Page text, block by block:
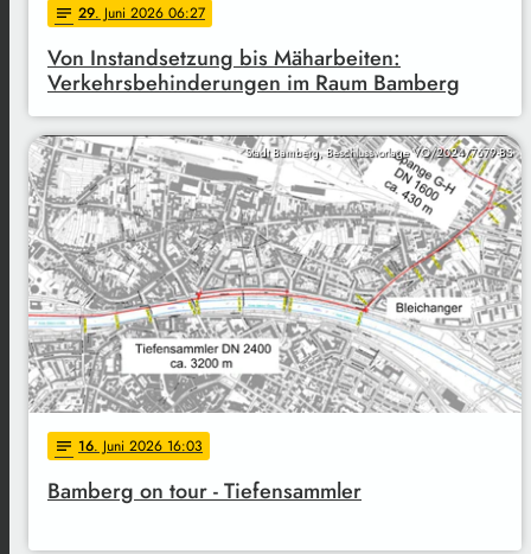
notes 29. Juni 2026 06:27
Von Instandsetzung bis Mäharbeiten:
Verkehrsbehinderungen im Raum Bamberg
Stadt Bamberg, Beschlussvorlage VO/2024/7679-BS
notes 16. Juni 2026 16:03
Bamberg on tour - Tiefensammler